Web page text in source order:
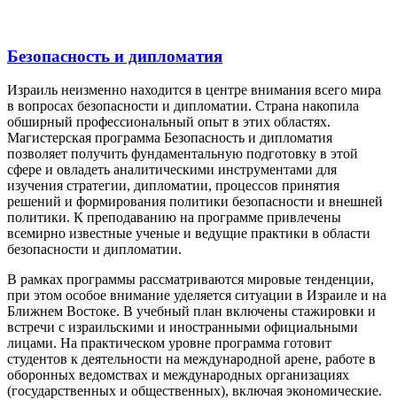
Безопасность и дипломатия
Израиль неизменно находится в центре внимания всего мира
в вопросах безопасности и дипломатии. Страна накопила
обширный профессиональный опыт в этих областях.
Магистерская программа Безопасность и дипломатия
позволяет получить фундаментальную подготовку в этой
сфере и овладеть аналитическими инструментами для
изучения стратегии, дипломатии, процессов принятия
решений и формирования политики безопасности и внешней
политики. К преподаванию на программе привлечены
всемирно известные ученые и ведущие практики в области
безопасности и дипломатии.
В рамках программы рассматриваются мировые тенденции,
при этом особое внимание уделяется ситуации в Израиле и на
Ближнем Востоке. В учебный план включены стажировки и
встречи с израильскими и иностранными официальными
лицами. На практическом уровне программа готовит
студентов к деятельности на международной арене, работе в
оборонных ведомствах и международных организациях
(государственных и общественных), включая экономические.